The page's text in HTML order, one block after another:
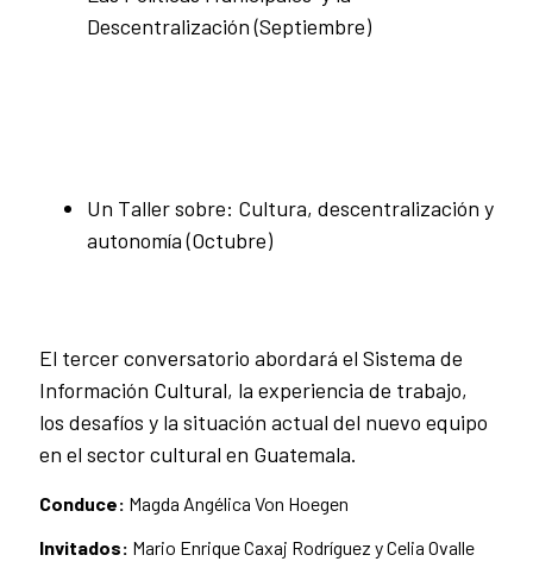
Descentralización (Septiembre)
Un Taller sobre: Cultura, descentralización y
autonomía (Octubre)
El tercer conversatorio abordará el Sistema de
Información Cultural, la experiencia de trabajo,
los desafíos y la situación actual del nuevo equipo
en el sector cultural en Guatemala.
Conduce: Magda Angélica Von Hoegen
Invitados: Mario Enrique Caxaj Rodríguez y Celia Ovalle